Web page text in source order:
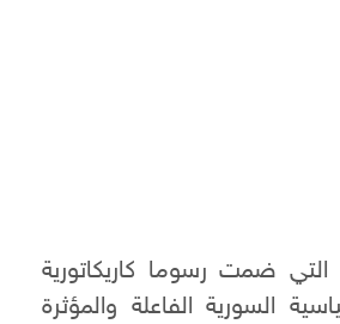
ضمت رسوما كاريكاتورية
السورية الفاعلة والمؤثرة